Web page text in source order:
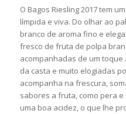
O Bagos Riesling 2017 tem
límpida e viva. Do olhar ao
branco de aroma fino e
fresco de fruta de polpa
acompanhadas de um
da casta e muito elogiadas
acompanha na frescura,
sabores a fruta, como pera
uma boa acidez, o que lhe